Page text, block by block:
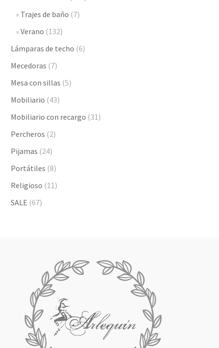
Trajes de baño (7)
Verano (132)
Lámparas de techo (6)
Mecedoras (7)
Mesa con sillas (5)
Mobiliario (43)
Mobiliario con recargo (31)
Percheros (2)
Pijamas (24)
Portátiles (8)
Religioso (11)
SALE (67)